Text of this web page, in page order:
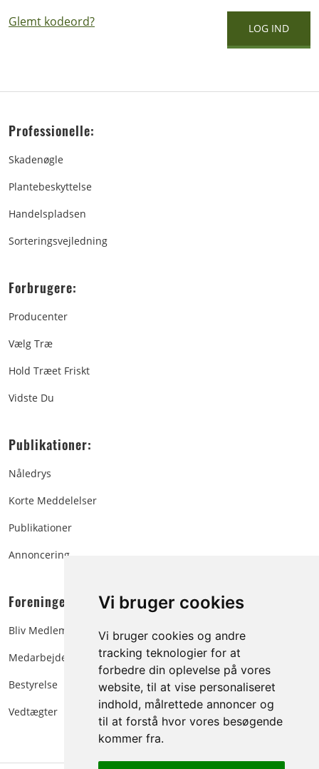
Vi bruger cookies
Vi bruger cookies og andre
tracking teknologier for at
forbedre din oplevelse på vores
website, til at vise personaliseret
indhold, målrettede annoncer og
til at forstå hvor vores besøgende
kommer fra.
Glemt kodeord?
Professionelle:
Skadenøgle
Plantebeskyttelse
Handelspladsen
Sorteringsvejledning
Forbrugere:
Producenter
Vælg Træ
Hold Træet Friskt
Vidste Du
Publikationer:
Nåledrys
Korte Meddelelser
Publikationer
Annoncering
Foreningen:
Bliv Medlem
Medarbejdere
Bestyrelse
Vedtægter